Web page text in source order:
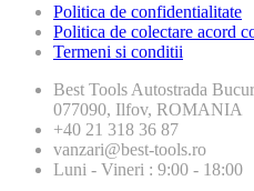
Politica de confidentialitate
Politica de colectare acord
Termeni si conditii
Best Tools Autostrada
077090, Ilfov, ROMANIA
+40 21 318 36 87
vanzari@best-tools.ro
Luni - Vineri : 9:00 - 18:00